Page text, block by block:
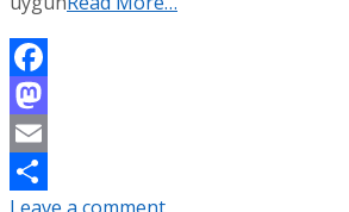
Facebook
Mastodon
Email